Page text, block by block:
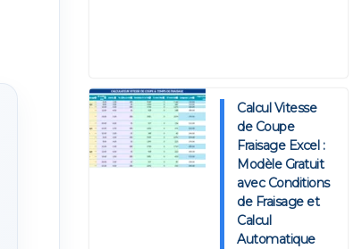
Calcul Vitesse
de Coupe
Fraisage Excel :
Modèle Gratuit
avec Conditions
de Fraisage et
Calcul
Automatique